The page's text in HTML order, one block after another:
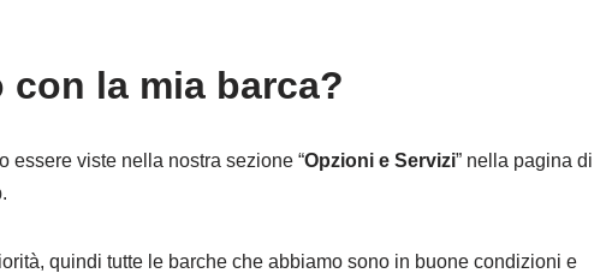
la mia barca?
essere viste nella nostra sezione “Opzioni e Servizi” nella pagina di
quindi tutte le barche che abbiamo sono in buone condizioni e